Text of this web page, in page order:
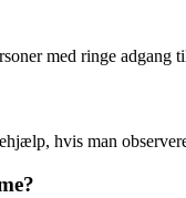
med ringe
hvis man